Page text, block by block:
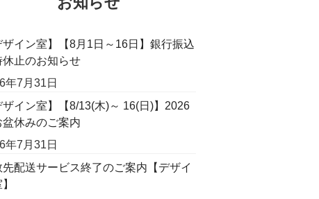
ザイン室】【8月1日～16日】銀行振込
休止のお知らせ
年7月31日
ザイン室】【8/13(木)～ 16(日)】2026
盆休みのご案内
年7月31日
先配送サービス終了のご案内【デザイ